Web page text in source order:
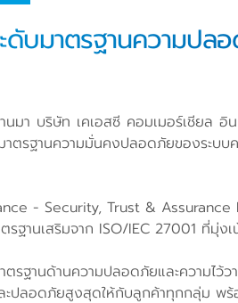
บมาตรฐานความป
า บริษัท เคเอสซี คอมเมอร์เชียล
ตรฐานความมั่นคงปลอดภัยของระบบ
- Security, Trust & Assurance
รฐานเสริมจาก ISO/IEC 27001 ที่มุ่ง
รฐานด้านความปลอดภัยและความไ
ลอดภัยสูงสุดให้กับลูกค้าทุกกลุ่ม พร้อ